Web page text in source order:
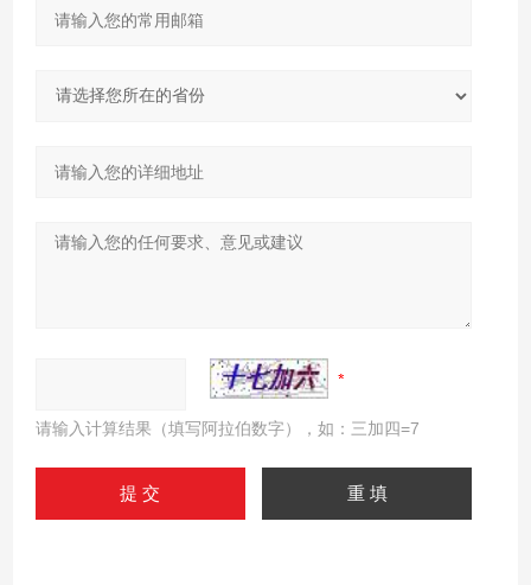
请输入计算结果（填写阿拉伯数字），如：三加四=7